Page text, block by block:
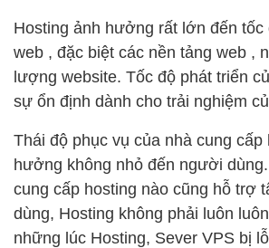
Hosting ảnh hưởng rất lớn đến tốc
web , đặc biệt các nền tảng web ,
lượng website. Tốc độ phát triển
sự ổn định dành cho trải nghiệm
Thái độ phục vụ của nhà cung cấp
hưởng không nhỏ đến người
cung cấp hosting nào cũng hỗ trợ
dùng, Hosting không phải luôn
những lúc Hosting, Sever VPS bị